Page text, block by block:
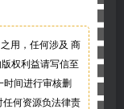
用，任何涉及 商
权利益请写信至
时间进行审核删
何资源负法律责